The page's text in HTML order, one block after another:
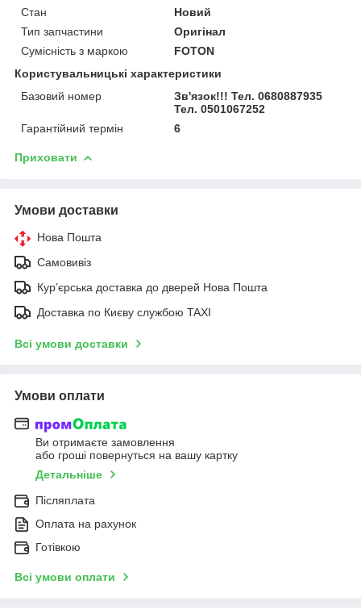
Стан
Новий
Тип запчастини
Оригінал
Сумісність з маркою
FOTON
Користувальницькі характеристики
Базовий номер
Зв'язок!!! Тел. 0680887935
Тел. 0501067252
Гарантійний термін
6
Приховати
Умови доставки
Нова Пошта
Самовивіз
Курʼєрська доставка до дверей Нова Пошта
Доставка по Києву службою TAXI
Всі умови доставки
Умови оплати
Ви отримаєте замовлення
або гроші повернуться на вашу картку
Детальніше
Післяплата
Оплата на рахунок
Готівкою
Всі умови оплати